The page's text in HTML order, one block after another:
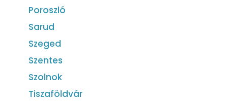
Poroszló
Sarud
Szeged
Szentes
Szolnok
Tiszaföldvár